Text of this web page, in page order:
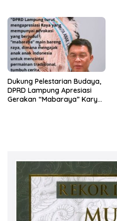
Dukung Pelestarian Budaya,
DPRD Lampung Apresiasi
Gerakan “Mabaraya” Karya